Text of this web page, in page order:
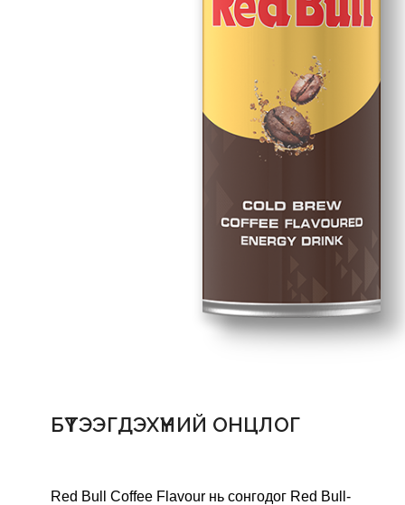
БҮТЭЭГДЭХҮҮНИЙ ОНЦЛОГ
Red Bull Coffee Flavour нь сонгодог Red Bull-